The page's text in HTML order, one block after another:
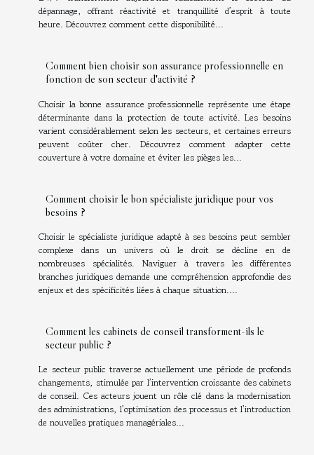
dépannage, offrant réactivité et tranquillité d’esprit à toute
heure. Découvrez comment cette disponibilité...
Comment bien choisir son assurance professionnelle en
fonction de son secteur d'activité ?
Choisir la bonne assurance professionnelle représente une étape
déterminante dans la protection de toute activité. Les besoins
varient considérablement selon les secteurs, et certaines erreurs
peuvent coûter cher. Découvrez comment adapter cette
couverture à votre domaine et éviter les pièges les...
Comment choisir le bon spécialiste juridique pour vos
besoins ?
Choisir le spécialiste juridique adapté à ses besoins peut sembler
complexe dans un univers où le droit se décline en de
nombreuses spécialités. Naviguer à travers les différentes
branches juridiques demande une compréhension approfondie des
enjeux et des spécificités liées à chaque situation....
Comment les cabinets de conseil transforment-ils le
secteur public ?
Le secteur public traverse actuellement une période de profonds
changements, stimulée par l’intervention croissante des cabinets
de conseil. Ces acteurs jouent un rôle clé dans la modernisation
des administrations, l’optimisation des processus et l’introduction
de nouvelles pratiques managériales...